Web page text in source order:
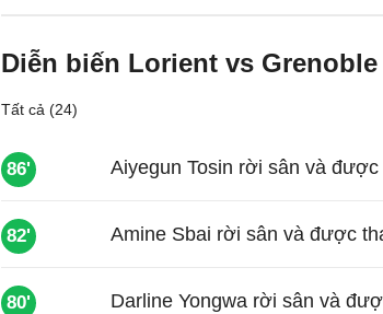
Diễn biến Lorient vs Grenoble
Tất cả (24)
86' Aiyegun Tosin rời sân và
82' Amine Sbai rời sân và được
80' Darline Yongwa rời sân và